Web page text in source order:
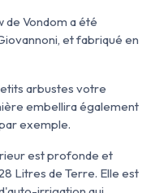
de Vondom a été
et fabriqué en
arbustes votre
embellira également
exemple.
est profonde et
Litres de Terre. Elle est